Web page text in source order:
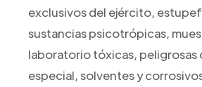
exclusivos del ejército,
sustancias psicotrópicas,
laboratorio tóxicas, peligrosas
especial, solventes y